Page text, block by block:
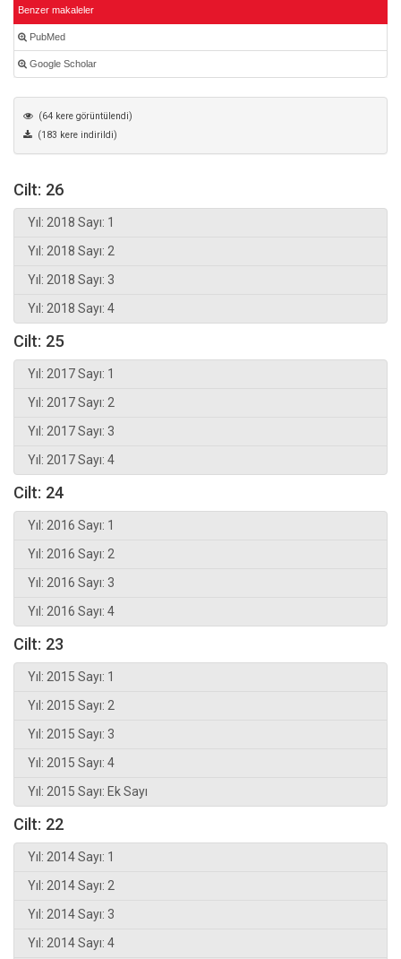
Benzer makaleler
PubMed
Google Scholar
(64 kere görüntülendi)
(183 kere indirildi)
Cilt: 26
Yıl: 2018 Sayı: 1
Yıl: 2018 Sayı: 2
Yıl: 2018 Sayı: 3
Yıl: 2018 Sayı: 4
Cilt: 25
Yıl: 2017 Sayı: 1
Yıl: 2017 Sayı: 2
Yıl: 2017 Sayı: 3
Yıl: 2017 Sayı: 4
Cilt: 24
Yıl: 2016 Sayı: 1
Yıl: 2016 Sayı: 2
Yıl: 2016 Sayı: 3
Yıl: 2016 Sayı: 4
Cilt: 23
Yıl: 2015 Sayı: 1
Yıl: 2015 Sayı: 2
Yıl: 2015 Sayı: 3
Yıl: 2015 Sayı: 4
Yıl: 2015 Sayı: Ek Sayı
Cilt: 22
Yıl: 2014 Sayı: 1
Yıl: 2014 Sayı: 2
Yıl: 2014 Sayı: 3
Yıl: 2014 Sayı: 4